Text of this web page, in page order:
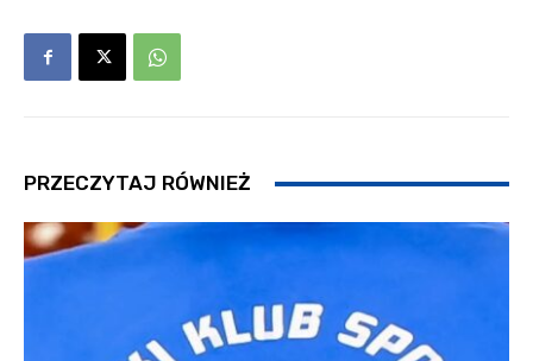
PRZECZYTAJ RÓWNIEŻ